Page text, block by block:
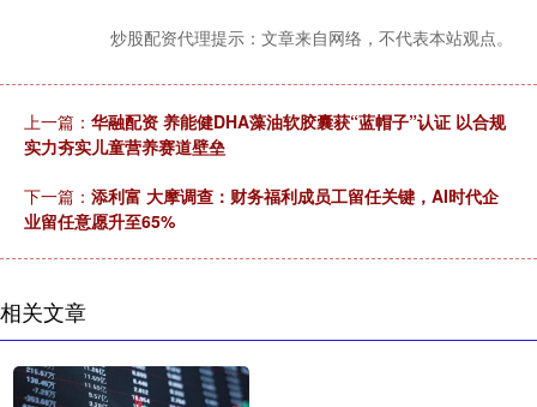
炒股配资代理提示：文章来自网络，不代表本站观点。
上一篇： 华融配资 养能健DHA藻油软胶囊获“蓝帽子”认证 以合规
实力夯实儿童营养赛道壁垒
下一篇： 添利富 大摩调查：财务福利成员工留任关键，AI时代企
业留任意愿升至65%
相关文章